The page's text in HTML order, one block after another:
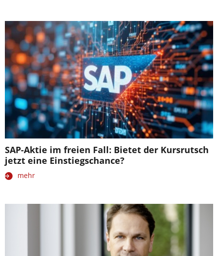
SAP-Aktie im freien Fall: Bietet der Kursrutsch
jetzt eine Einstiegschance?
mehr